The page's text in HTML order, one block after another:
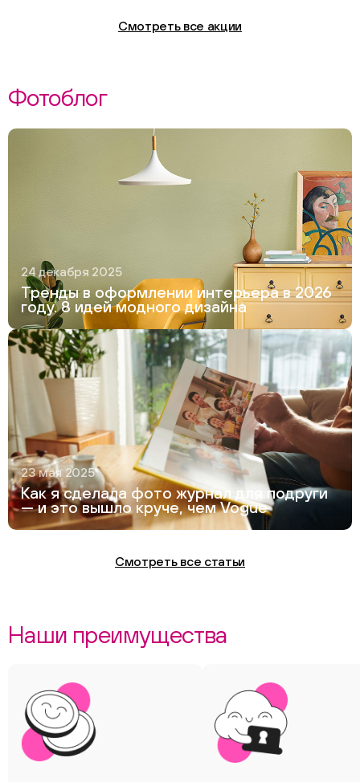
Смотреть все акции
Фотоблог
24 декабря 2025
Тренды в оформлении интерьера в 2026
году. 8 идей модного дизайна
23 мая 2025
Как я сделала фото журнал для подруги
— и это вышло круче, чем Vogue
Смотреть все статьи
Наши преимущества